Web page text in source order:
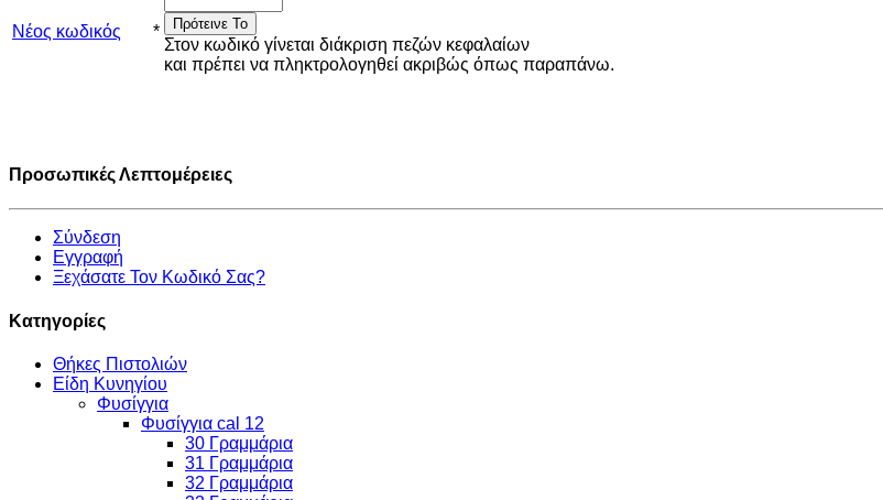
Νέος κωδικός * Πρότεινε Το
Στον κωδικό γίνεται διάκριση πεζών κεφαλαίων
και πρέπει να πληκτρολογηθεί ακριβώς όπως παραπάνω.
Προσωπικές Λεπτομέρειες
Σύνδεση
Εγγραφή
Ξεχάσατε Τον Κωδικό Σας?
Κατηγορίες
Θήκες Πιστολιών
Είδη Κυνηγίου
Φυσίγγια
Φυσίγγια cal 12
30 Γραμμάρια
31 Γραμμάρια
32 Γραμμάρια